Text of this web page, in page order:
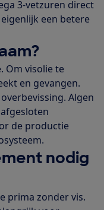
3-vetzuren direct
eigenlijk een betere
Om visolie te
en gevangen.
Algen
de productie
nodig
prima zonder vis.